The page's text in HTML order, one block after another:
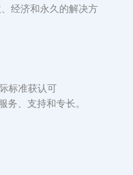
经济和永久的解决方
标准获认可
务、支持和专长。